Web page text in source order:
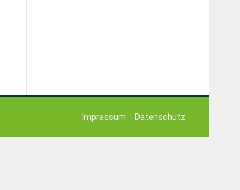
Impressum Datenschutz